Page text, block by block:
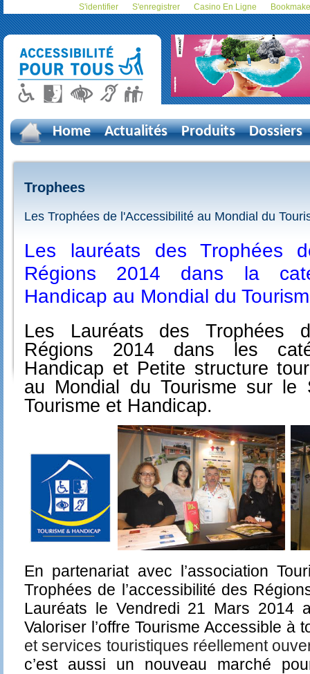
S'identifier S'enregistrer Casino En Ligne
Home Actualités Produits Dossiers
Trophees
Les Trophées de l'Accessibilité au Mondial du
Les lauréats des Trophées
Régions 2014 dans la
Handicap au Mondial du
Les Lauréats des Trophées
Régions 2014 dans les
Handicap et Petite structure
au Mondial du Tourisme sur le
Tourisme et Handicap.
En partenariat avec l’association
Trophées de l’accessibilité des
Lauréats
le Vendredi 21 Mars 2014
Valoriser l’offre Tourisme Accessible à
et services touristiques réellement
c’est aussi un nouveau marché